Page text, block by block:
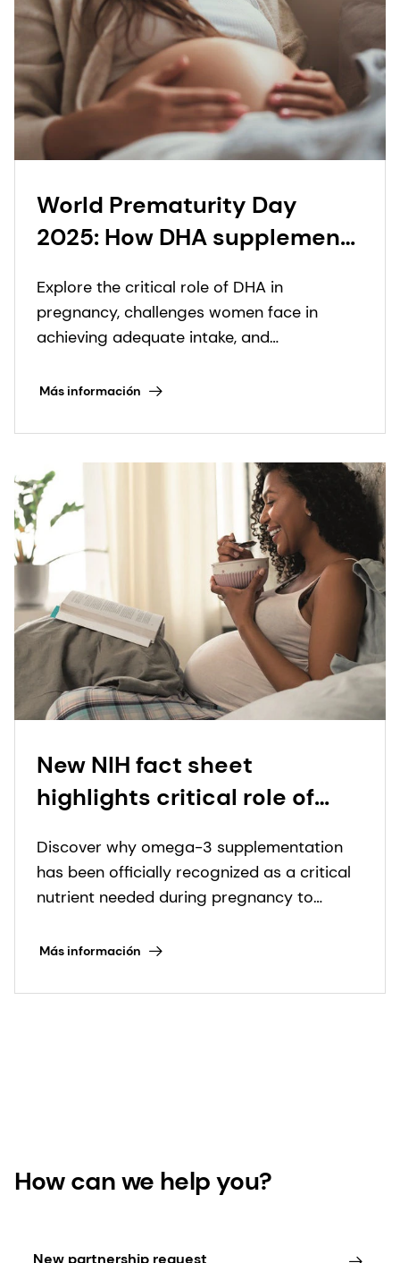
World Prematurity Day
2025: How DHA supplement
prenatal formats supports
expectant mothers and
Explore the critical role of DHA in
pregnancy, challenges women face in
achieving adequate intake, and
preterm births.
Más información
New NIH fact sheet
highlights critical role of
supplements in reducing
preterm birth
Discover why omega-3 supplementation
has been officially recognized as a critical
nutrient needed during pregnancy to
Más información
How can we help you?
New partnership request